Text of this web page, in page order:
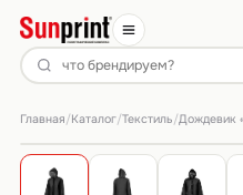
Главная/Каталог/Текстиль/Дождевик